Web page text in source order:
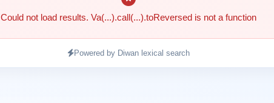
Could not load results. Va(...).call(...).toReversed is not a function
Powered by Diwan lexical search